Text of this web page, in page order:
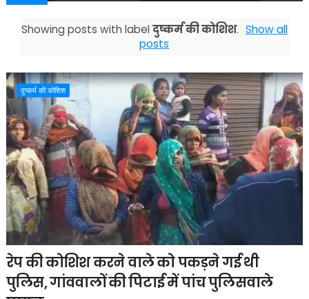
Showing posts with label दुष्कर्म की कोशिश. Show all
posts
दुष्कर्म की कोशिश
रेप की कोशिश करने वाले को पकड़ने गई थी
पुलिस, गांववालों की पिटाई में पांच पुलिसवाले